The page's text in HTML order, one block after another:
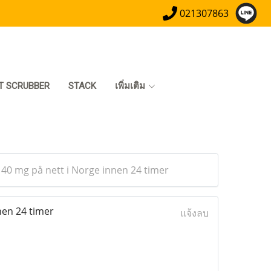
021307863
SCRUBBER STACK เพิ่มเติม
mg på nett i Norge innen 24 timer
24 timer แจ้งลบ